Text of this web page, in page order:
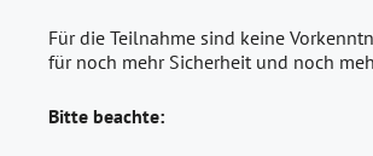
Für die Teilnahme sind keine
für noch mehr Sicherheit und noch
Bitte beachte: